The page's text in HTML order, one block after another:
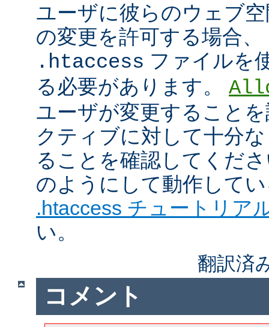
ユーザに彼らのウェブ
の変更を許可する場合
.htaccess ファイルを
る必要があります。
ユーザが変更すること
クティブに対して十分
ることを確認してくだ
のようにして動作して
.htaccess チュートリア
い。
翻訳済
コメント